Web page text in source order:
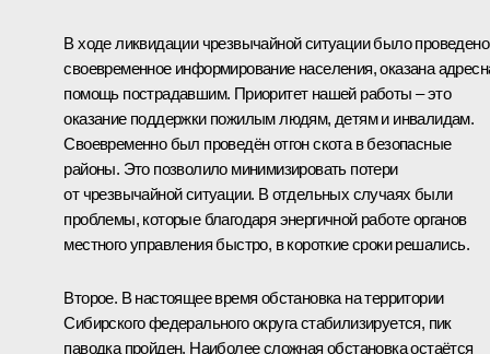
В ходе ликвидации чрезвычайной ситуации было проведено
своевременное информирование населения, оказана
помощь пострадавшим. Приоритет нашей работы – это
оказание поддержки пожилым людям, детям и инвалидам.
Своевременно был проведён отгон скота в безопасные
районы. Это позволило минимизировать потери
от чрезвычайной ситуации. В отдельных случаях были
проблемы, которые благодаря энергичной работе органов
местного управления быстро, в короткие сроки решались.
Второе. В настоящее время обстановка на территории
Сибирского федерального округа стабилизируется, пик
паводка пройден. Наиболее сложная обстановка остаётся